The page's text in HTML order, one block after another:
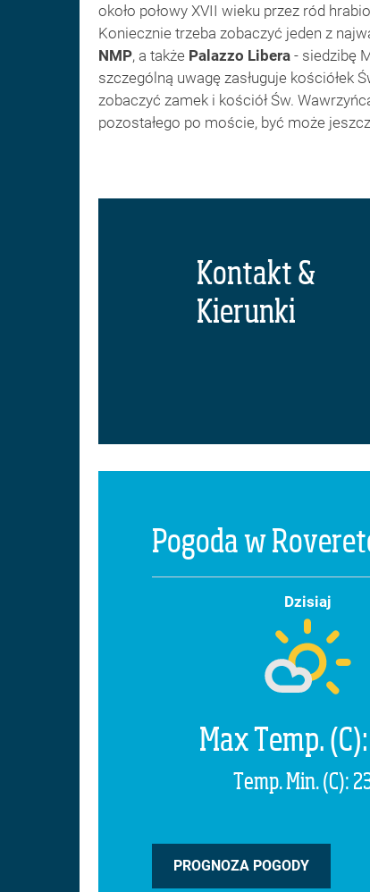
około połowy XVII wieku przez ród
Koniecznie trzeba zobaczyć jeden z
NMP, a także Palazzo Libera - siedzibę
szczególną uwagę zasługuje
zobaczyć zamek i kościół Św.
pozostałego po moście, być może
Kontakt &
Kierunki
Pogoda w
Dzisiaj
Max Temp.
Temp. Min. (C):
PROGNOZA POGODY